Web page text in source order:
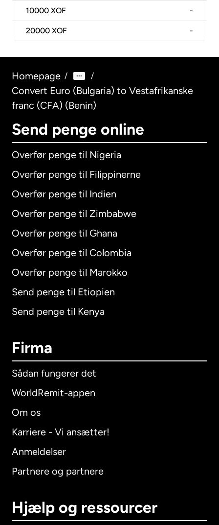
10000 XOF -
20000 XOF -
Homepage / /
Convert Euro (Bulgaria) to Vestafrikanske
franc (CFA) (Benin)
Send penge online
Overfør penge til Nigeria
Overfør penge til Filippinerne
Overfør penge til Indien
Overfør penge til Zimbabwe
Overfør penge til Ghana
Overfør penge til Colombia
Overfør penge til Marokko
Send penge til Etiopien
Send penge til Kenya
Firma
Sådan fungerer det
WorldRemit-appen
Om os
Karriere - Vi ansætter!
Anmeldelser
Partnere og partnere
Hjælp og ressourcer